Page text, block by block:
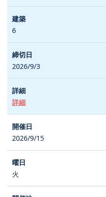
6
2026/9/3
詳細
2026/9/15
火